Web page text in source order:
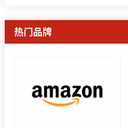
热门品牌